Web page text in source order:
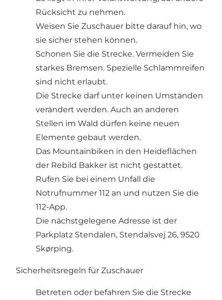
Rücksicht zu nehmen.
Weisen Sie Zuschauer bitte darauf hin, wo
sie sicher stehen können.
Schonen Sie die Strecke. Vermeiden Sie
starkes Bremsen. Spezielle Schlammreifen
sind nicht erlaubt.
Die Strecke darf unter keinen Umständen
verändert werden. Auch an anderen
Stellen im Wald dürfen keine neuen
Elemente gebaut werden.
Das Mountainbiken in den Heideflächen
der Rebild Bakker ist nicht gestattet.
Rufen Sie bei einem Unfall die
Notrufnummer 112 an und nutzen Sie die
112-App.
Die nächstgelegene Adresse ist der
Parkplatz Stendalen, Stendalsvej 26, 9520
Skørping.
Sicherheitsregeln für Zuschauer
Betreten oder befahren Sie die Strecke